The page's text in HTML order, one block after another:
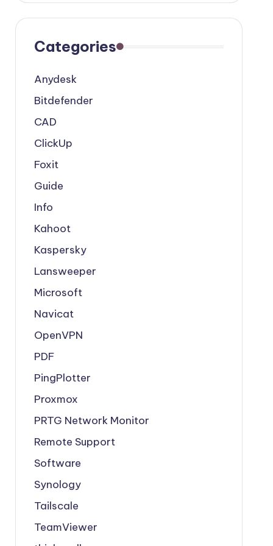
Categories
Anydesk
Bitdefender
CAD
ClickUp
Foxit
Guide
Info
Kahoot
Kaspersky
Lansweeper
Microsoft
Navicat
OpenVPN
PDF
PingPlotter
Proxmox
PRTG Network Monitor
Remote Support
Software
Synology
Tailscale
TeamViewer